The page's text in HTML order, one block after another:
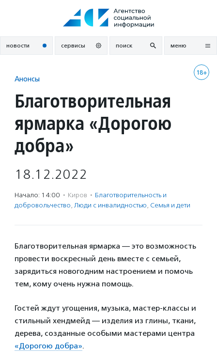
новости сервисы поиск меню
18+
Анонсы
Благотворительная
ярмарка «Дорогою
добра»
18.12.2022
Начало: 14:00 · Киров · Благотвори­тель­ность и
доброволь­чест­во, Люди с инвалидностью, Семья и дети
Благотворительная ярмарка — это возможность
провести воскресный день вместе с семьей,
зарядиться новогодним настроением и помочь
тем, кому очень нужна помощь.
Гостей ждут угощения, музыка, мастер-классы и
стильный хендмейд — изделия из глины, ткани,
дерева, созданные особыми мастерами центра
«Дорогою добра».